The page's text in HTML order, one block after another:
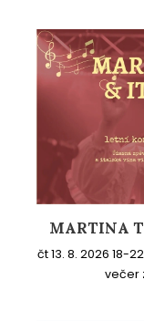
MARTINA
čt 13. 8. 2026 18-
večer